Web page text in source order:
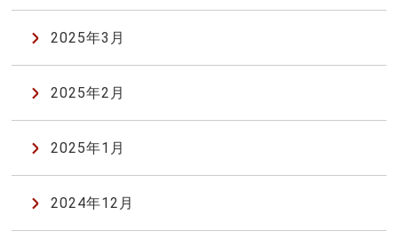
2025年3月
2025年2月
2025年1月
2024年12月